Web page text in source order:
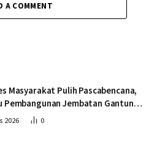
A COMMENT
Masyarakat Pulih Pascabencana,
Pembangunan Jembatan Gantung
2026 0